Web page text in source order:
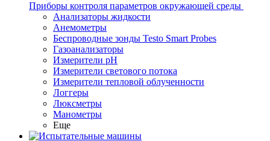
Приборы контроля параметров окружающей среды
Анализаторы жидкости
Анемометры
Беспроводные зонды Testo Smart Probes
Газоанализаторы
Измерители pH
Измерители светового потока
Измерители тепловой облученности
Логгеры
Люксметры
Манометры
Еще